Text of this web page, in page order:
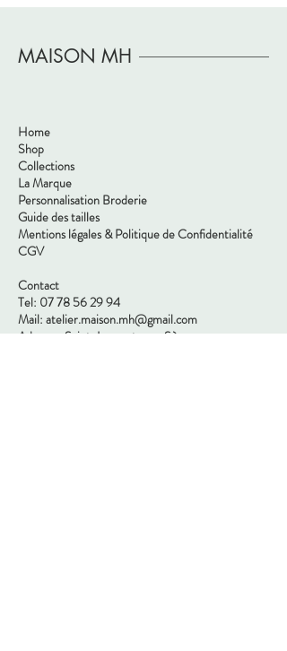
MAISON MH
Home
Shop
Collections
La Marque
Personnalisation Broderie
Guide des tailles
Mentions légales & Politique de Confidentialité
CGV
Contact
Tel: 07 78 56 29 94
Mail: atelier.maison.mh@gmail.com
Adresse: Saint-Laurent-sur-Sèvre,